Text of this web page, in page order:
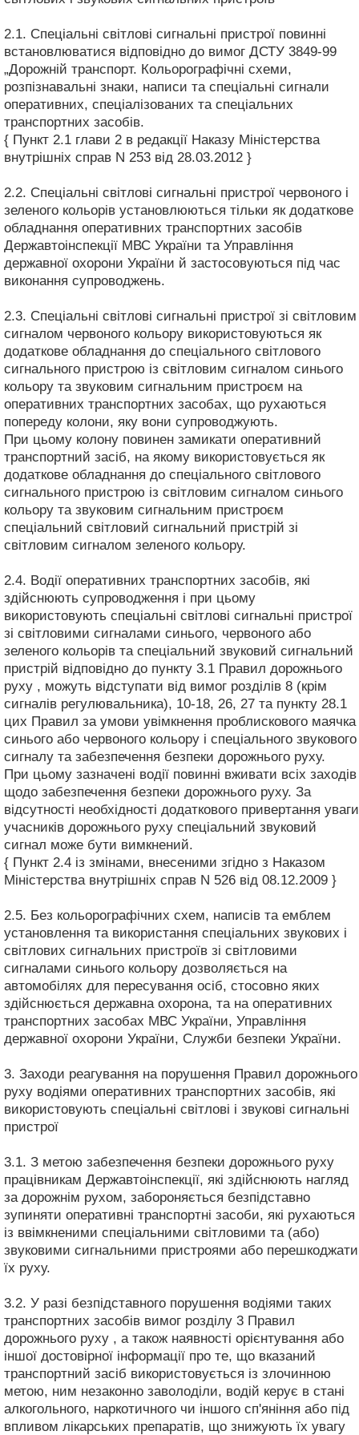
2.1. Спеціальні світлові сигнальні пристрої повинні
встановлюватися відповідно до вимог ДСТУ 3849-99
„Дорожній транспорт. Кольорографічні схеми,
розпізнавальні знаки, написи та спеціальні сигнали
оперативних, спеціалізованих та спеціальних
транспортних засобів.
{ Пункт 2.1 глави 2 в редакції Наказу Міністерства
внутрішніх справ N 253 від 28.03.2012 }
2.2. Спеціальні світлові сигнальні пристрої червоного і
зеленого кольорів установлюються тільки як додаткове
обладнання оперативних транспортних засобів
Державтоінспекції МВС України та Управління
державної охорони України й застосовуються під час
виконання супроводжень.
2.3. Спеціальні світлові сигнальні пристрої зі світловим
сигналом червоного кольору використовуються як
додаткове обладнання до спеціального світлового
сигнального пристрою із світловим сигналом синього
кольору та звуковим сигнальним пристроєм на
оперативних транспортних засобах, що рухаються
попереду колони, яку вони супроводжують.
При цьому колону повинен замикати оперативний
транспортний засіб, на якому використовується як
додаткове обладнання до спеціального світлового
сигнального пристрою із світловим сигналом синього
кольору та звуковим сигнальним пристроєм
спеціальний світловий сигнальний пристрій зі
світловим сигналом зеленого кольору.
2.4. Водії оперативних транспортних засобів, які
здійснюють супроводження і при цьому
використовують спеціальні світлові сигнальні пристрої
зі світловими сигналами синього, червоного або
зеленого кольорів та спеціальний звуковий сигнальний
пристрій відповідно до пункту 3.1 Правил дорожнього
руху , можуть відступати від вимог розділів 8 (крім
сигналів регулювальника), 10-18, 26, 27 та пункту 28.1
цих Правил за умови увімкнення проблискового маячка
синього або червоного кольору і спеціального звукового
сигналу та забезпечення безпеки дорожнього руху.
При цьому зазначені водії повинні вживати всіх заходів
щодо забезпечення безпеки дорожнього руху. За
відсутності необхідності додаткового привертання уваги
учасників дорожнього руху спеціальний звуковий
сигнал може бути вимкнений.
{ Пункт 2.4 із змінами, внесеними згідно з Наказом
Міністерства внутрішніх справ N 526 від 08.12.2009 }
2.5. Без кольорографічних схем, написів та емблем
установлення та використання спеціальних звукових і
світлових сигнальних пристроїв зі світловими
сигналами синього кольору дозволяється на
автомобілях для пересування осіб, стосовно яких
здійснюється державна охорона, та на оперативних
транспортних засобах МВС України, Управління
державної охорони України, Служби безпеки України.
3. Заходи реагування на порушення Правил дорожнього
руху водіями оперативних транспортних засобів, які
використовують спеціальні світлові і звукові сигнальні
пристрої
3.1. З метою забезпечення безпеки дорожнього руху
працівникам Державтоінспекції, які здійснюють нагляд
за дорожнім рухом, забороняється безпідставно
зупиняти оперативні транспортні засоби, які рухаються
із ввімкненими спеціальними світловими та (або)
звуковими сигнальними пристроями або перешкоджати
їх руху.
3.2. У разі безпідставного порушення водіями таких
транспортних засобів вимог розділу 3 Правил
дорожнього руху , а також наявності орієнтування або
іншої достовірної інформації про те, що вказаний
транспортний засіб використовується із злочинною
метою, ним незаконно заволоділи, водій керує в стані
алкогольного, наркотичного чи іншого сп'яніння або під
впливом лікарських препаратів, що знижують їх увагу